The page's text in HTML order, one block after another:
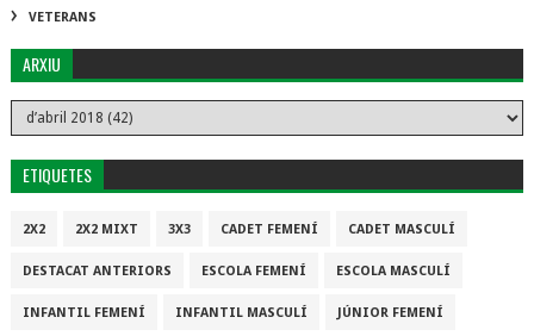
VETERANS
ARXIU
ETIQUETES
2X2 2X2 MIXT 3X3 CADET FEMENÍ CADET MASCULÍ
DESTACAT ANTERIORS ESCOLA FEMENÍ ESCOLA MASCULÍ
INFANTIL FEMENÍ INFANTIL MASCULÍ JÚNIOR FEMENÍ